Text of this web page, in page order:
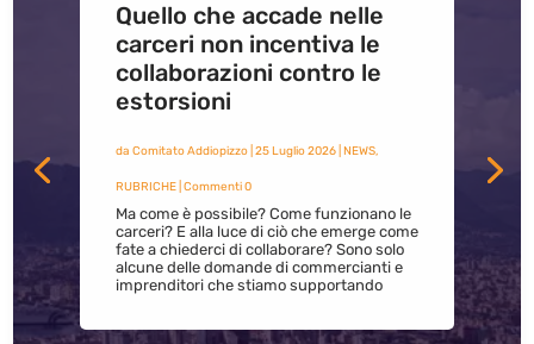
Quello che accade nelle
carceri non incentiva le
collaborazioni contro le
estorsioni
da Comitato Addiopizzo| 25 Luglio 2026| NEWS,
RUBRICHE| Commenti 0
Ma come è possibile? Come funzionano le
carceri? E alla luce di ciò che emerge come
fate a chiederci di collaborare? Sono solo
alcune delle domande di commercianti e
imprenditori che stiamo supportando